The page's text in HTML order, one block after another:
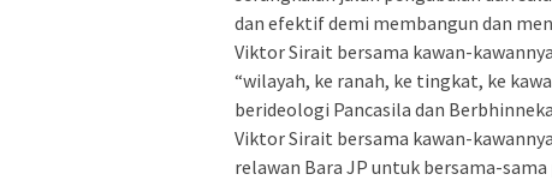
dan efektif demi membangun dan
Viktor Sirait bersama kawan-
“wilayah, ke ranah, ke tingkat, ke
berideologi Pancasila dan
Viktor Sirait bersama kawan-
relawan Bara JP untuk bersama-